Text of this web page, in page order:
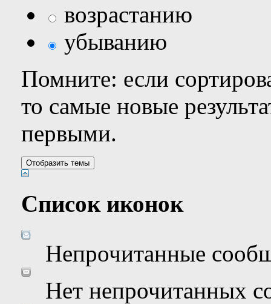
возрастанию
убыванию
Помните: если
то самые новые
первыми.
Список иконок
Непрочитанные
Нет непрочитанных